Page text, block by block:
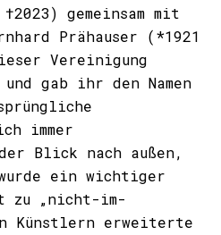
gemeinsam mit
Prähauser (*1921
Vereinigung
gab ihr den Namen
immer
Blick nach außen,
ein wichtiger
zu „nicht-im-
Künstlern erweiterte